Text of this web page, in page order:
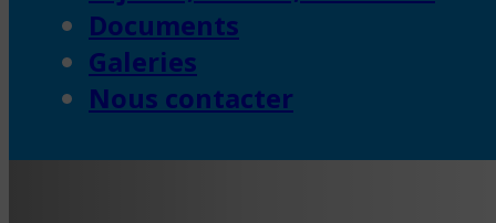
Documents
Galeries
Nous contacter